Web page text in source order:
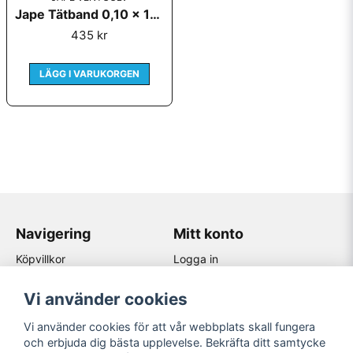
Jape Tätband 0,10 x 10m
435 kr
LÄGG I VARUKORGEN
Navigering
Köpvillkor
Återförsäljare
Om Jape
Mitt konto
Logga in
Sociala medier
Vi använder cookies
Vi använder cookies för att vår webbplats skall fungera
och erbjuda dig bästa upplevelse. Bekräfta ditt samtycke